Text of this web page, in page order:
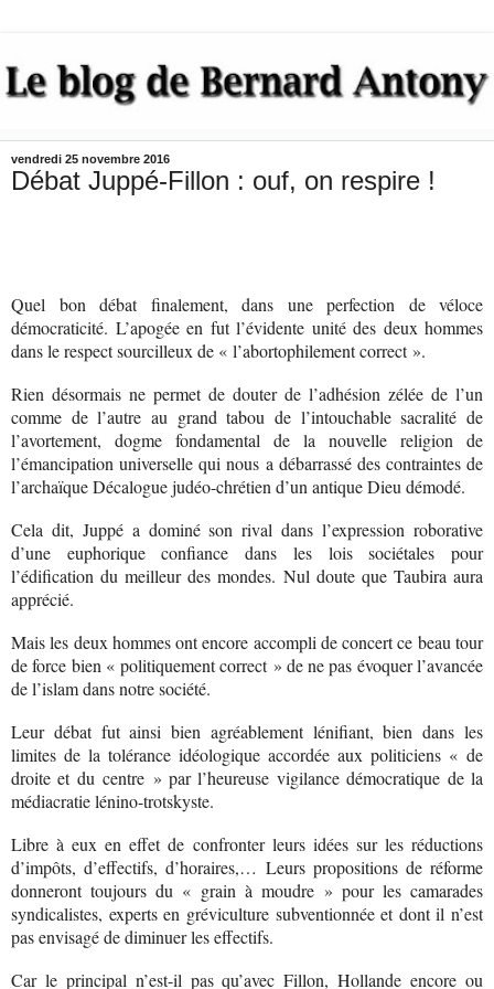
vendredi 25 novembre 2016
Débat Juppé-Fillon : ouf, on respire !
Quel bon débat finalement, dans une perfection de véloce
démocraticité. L’apogée en fut l’évidente unité des deux hommes
dans le respect sourcilleux de « l’abortophilement correct ».
Rien désormais ne permet de douter de l’adhésion zélée de l’un
comme de l’autre au grand tabou de l’intouchable sacralité de
l’avortement, dogme fondamental de la nouvelle religion de
l’émancipation universelle qui nous a débarrassé des contraintes de
l’archaïque Décalogue judéo-chrétien d’un antique Dieu démodé.
Cela dit, Juppé a dominé son rival dans l’expression roborative
d’une euphorique confiance dans les lois sociétales pour
l’édification du meilleur des mondes. Nul doute que Taubira aura
apprécié.
Mais les deux hommes ont encore accompli de concert ce beau tour
de force bien « politiquement correct » de ne pas évoquer l’avancée
de l’islam dans notre société.
Leur débat fut ainsi bien agréablement lénifiant, bien dans les
limites de la tolérance idéologique accordée aux politiciens « de
droite et du centre » par l’heureuse vigilance démocratique de la
médiacratie lénino-trotskyste.
Libre à eux en effet de confronter leurs idées sur les réductions
d’impôts, d’effectifs, d’horaires,… Leurs propositions de réforme
donneront toujours du « grain à moudre » pour les camarades
syndicalistes, experts en gréviculture subventionnée et dont il n’est
pas envisagé de diminuer les effectifs.
Car le principal n’est-il pas qu’avec Fillon, Hollande encore ou